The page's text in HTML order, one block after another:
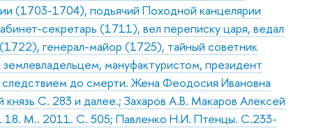
(1703-1704), подьячий Походной канцелярии
секретарь (1711), вел переписку царя, ведал
генерал-майор (1725), тайный советник
мануфактуристом, президент
до смерти. Жена Феодосия Ивановна
С. 283 и далее.; Захаров А.В. Макаров Алексей
18. М.. 2011. С. 505; Павленко Н.И. Птенцы. С.233-